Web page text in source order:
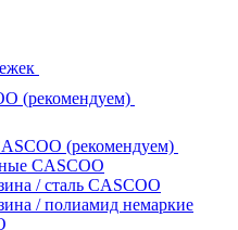
(рекомендуем)
(рекомендуем)
CASCOO
/ сталь CASCOO
/ полиамид немаркие